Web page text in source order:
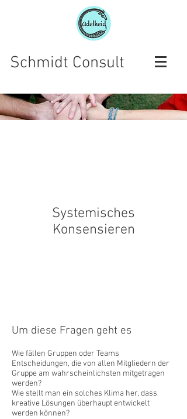
Schmidt Consult
Systemisches
Konsensieren
Um diese Fragen geht es
Wie fällen Gruppen oder Teams
Entscheidungen, die von allen Mitgliedern der
Gruppe am wahrscheinlichsten mitgetragen
werden?
Wie stellt man ein solches Klima her, dass
kreative Lösungen überhaupt entwickelt
werden können?